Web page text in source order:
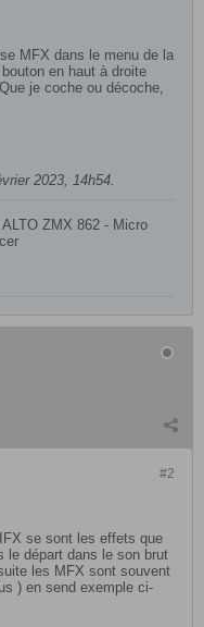
MFX dans le menu de la
en haut à droite
je coche ou décoche,
2023, 14h54.
ZMX 862 - Micro
#2
se sont les effets que
le départ dans le son brut
les MFX sont souvent
) en send exemple ci-